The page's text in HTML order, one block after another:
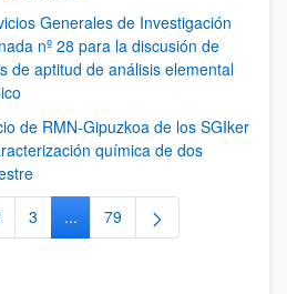
Generales de Investigación
nº 28 para la discusión de
de aptitud de análisis elemental
de RMN-Gipuzkoa de los SGIker
química de dos
Página
3 ...Páginas intermedias Use TAB
Página
79